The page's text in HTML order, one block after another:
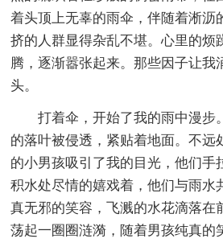
着头顶上无辜的雨伞，伴随着淅沥
挤的人群显得杂乱不堪。心里的烦
腾，逐渐嚣张起来。那些因子让我
头。
打着伞，开始了我的雨中漫步
的落叶被侵透，紧贴着地面。不远
的小男孩吸引了我的目光，他们手
积水处尽情的嬉戏着，他们与雨水
真无邪的笑容，飞溅的水花滴落在
荡起一圈圈涟漪，随着男孩纯真的